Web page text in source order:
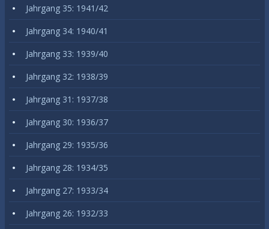
Jahrgang 35: 1941/42
Jahrgang 34: 1940/41
Jahrgang 33: 1939/40
Jahrgang 32: 1938/39
Jahrgang 31: 1937/38
Jahrgang 30: 1936/37
Jahrgang 29: 1935/36
Jahrgang 28: 1934/35
Jahrgang 27: 1933/34
Jahrgang 26: 1932/33